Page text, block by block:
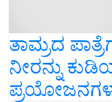
ತಾಮ್ರದ
ನೀರನ್ನು